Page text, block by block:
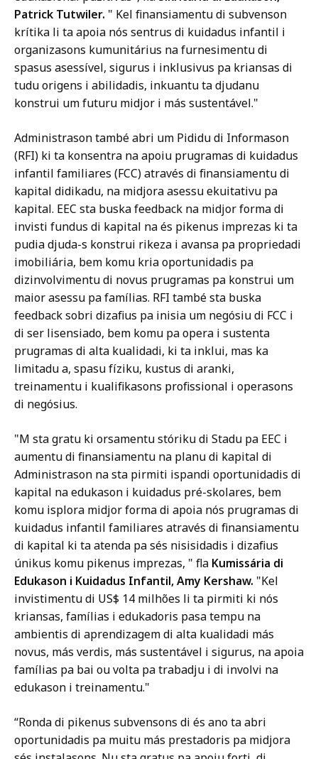
Patrick Tutwiler. " Kel finansiamentu di subvenson
krítika li ta apoia nós sentrus di kuidadus infantil i
organizasons kumunitárius na furnesimentu di
spasus asessível, sigurus i inklusivus pa kriansas di
tudu origens i abilidadis, inkuantu ta djudanu
konstrui um futuru midjor i más sustentável."
Administrason també abri um Pididu di Informason
(RFI) ki ta konsentra na apoiu prugramas di kuidadus
infantil familiares (FCC) através di finansiamentu di
kapital didikadu, na midjora asessu ekuitativu pa
kapital. EEC sta buska feedback na midjor forma di
invisti fundus di kapital na és pikenus imprezas ki ta
pudia djuda-s konstrui rikeza i avansa pa propriedadi
imobiliária, bem komu kria oportunidadis pa
dizinvolvimentu di novus prugramas pa konstrui um
maior asessu pa famílias. RFI també sta buska
feedback sobri dizafius pa inisia um negósiu di FCC i
di ser lisensiado, bem komu pa opera i sustenta
prugramas di alta kualidadi, ki ta inklui, mas ka
limitadu a, spasu fíziku, kustus di aranki,
treinamentu i kualifikasons profissional i operasons
di negósius.
"M sta gratu ki orsamentu stóriku di Stadu pa EEC i
aumentu di finansiamentu na planu di kapital di
Administrason na sta pirmiti ispandi oportunidadis di
kapital na edukason i kuidadus pré-skolares, bem
komu isplora midjor forma di apoia nós prugramas di
kuidadus infantil familiares através di finansiamentu
di kapital ki ta atenda pa sés nisisidadis i dizafius
únikus komu pikenus imprezas, " fla Kumissária di
Edukason i Kuidadus Infantil, Amy Kershaw. "Kel
invistimentu di US$ 14 milhões li ta pirmiti ki nós
kriansas, famílias i edukadoris pasa tempu na
ambientis di aprendizagem di alta kualidadi más
novus, más verdis, más sustentável i sigurus, na apoia
famílias pa bai ou volta pa trabadju i di involvi na
edukason i treinamentu."
“Ronda di pikenus subvensons di és ano ta abri
oportunidadis pa muitu más prestadoris pa midjora